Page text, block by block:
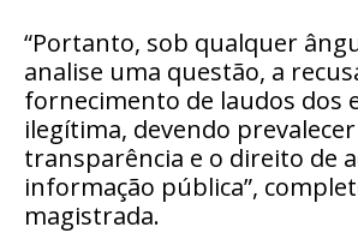
“Portanto, sob qualquer
analise uma questão, a
fornecimento de laudos dos
ilegítima, devendo
transparência e o direito de
informação pública”,
magistrada.